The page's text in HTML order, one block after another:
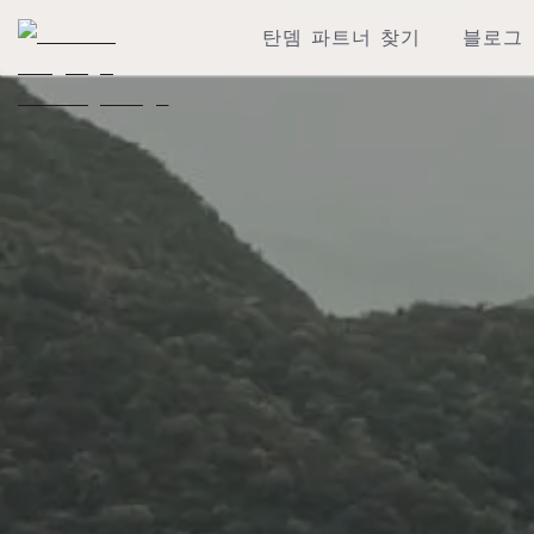
탄뎀 파트너 찾기 블로그